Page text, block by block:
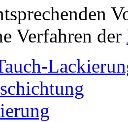
Verfahren der